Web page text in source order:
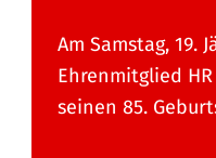
Am Samstag, 19.
Ehrenmitglied
seinen 85.